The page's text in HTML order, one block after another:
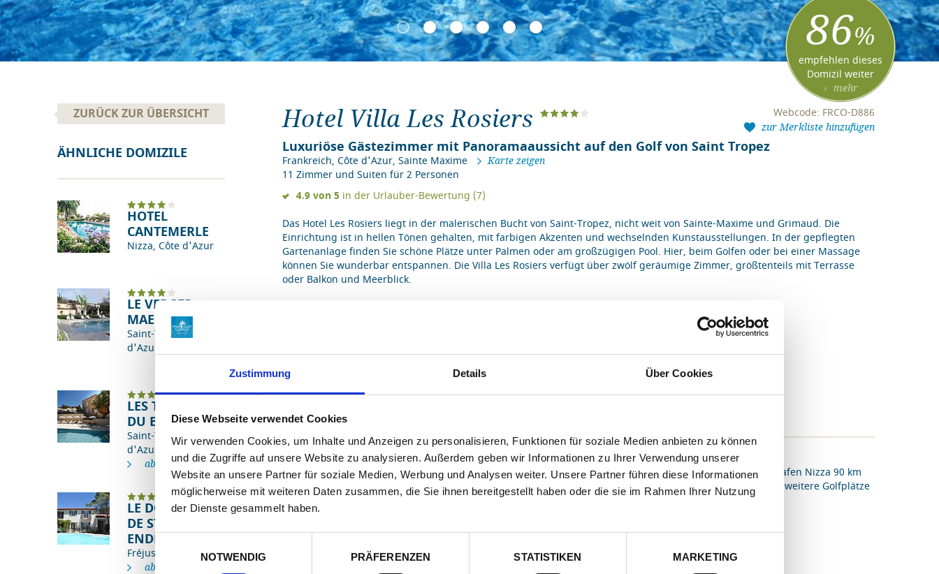
Zustimmung Details Über Cookies
Diese Webseite verwendet Cookies
Wir verwenden Cookies, um Inhalte und Anzeigen zu personalisieren, Funktionen für soziale Medien anbieten zu können
und die Zugriffe auf unsere Website zu analysieren. Außerdem geben wir Informationen zu Ihrer Verwendung unserer
Website an unsere Partner für soziale Medien, Werbung und Analysen weiter. Unsere Partner führen diese Informationen
möglicherweise mit weiteren Daten zusammen, die Sie ihnen bereitgestellt haben oder die sie im Rahmen Ihrer Nutzung
der Dienste gesammelt haben.
NOTWENDIG
PRÄFERENZEN STATISTIKEN MARKETING
86%
empfehlen dieses
Domizil weiter
› mehr
zur Merkliste hinzufügen
Hotel Villa Les Rosiers Webcode: FRCO-D886
Luxuriöse Gästezimmer mit Panoramaaussicht auf den Golf von Saint Tropez
Frankreich, Côte d'Azur, Sainte Maxime Karte zeigen
11 Zimmer und Suiten für 2 Personen
4.9von5 in der Urlauber-Bewertung (7)
Das Hotel Les Rosiers liegt in der malerischen Bucht von Saint-Tropez, nicht weit von Sainte-Maxime und Grimaud. Die
Einrichtung ist in hellen Tönen gehalten, mit farbigen Akzenten und wechselnden Kunstausstellungen. In der gepflegten
Gartenanlage finden Sie schöne Plätze unter Palmen oder am großzügigen Pool. Hier, beim Golfen oder bei einer Massage
können Sie wunderbar entspannen. Die Villa Les Rosiers verfügt über zwölf geräumige Zimmer, größtenteils mit Terrasse
oder Balkon und Meerblick.
Hund erlaubt
BUCHUNG
Einkaufen und Restaurants: Sainte-Maxime 3 km
Nächstgelegener Strand: 100 m (öffentlich)
St.-Tropez 12 km, St.-Raphael 24 km
Cannes 65 km, Antibes 75 km, Nizza 100 km
Flughafen Toulon/Hyères 60 km, Flughafen Nizza 90 km
Golfclub Beauvallon (18-Loch) 750 m, 5 weitere Golfplätze
ZURÜCK ZUR ÜBERSICHT
ÄHNLICHE DOMIZILE
HOTEL
CANTEMERLE
Nizza, Côte d'Azur
LE VERGER
MAELVI
Saint-Tropez, Côte
d'Azur
LES TERRASSES
DU BAILLI
Saint-Tropez, Côte
d'Azur
ab € 115,00
LE DOMAINE
DE ST.
ENDRÉOL
Fréjus, Côte d'Azur
ab € 121,00